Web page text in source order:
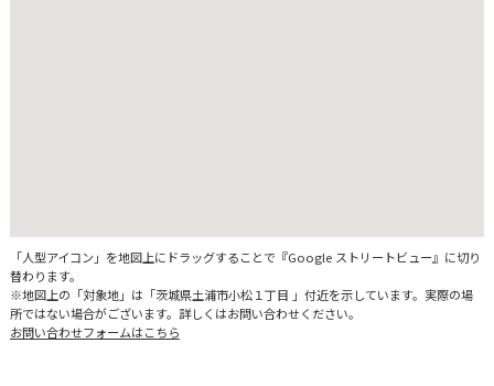
「人型アイコン」を地図上にドラッグすることで『Google ストリートビュー』に切り
替わります。
※地図上の「対象地」は「茨城県土浦市小松１丁目 」付近を示しています。実際の場
所ではない場合がございます。詳しくはお問い合わせください。
お問い合わせフォームはこちら